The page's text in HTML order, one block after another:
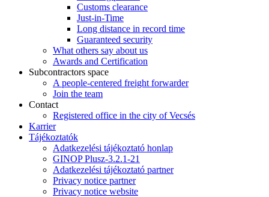
Customs clearance
Just-in-Time
Long distance in record time
Guaranteed security
What others say about us
Awards and Certification
Subcontractors space
A people-centered freight forwarder
Join the team
Contact
Registered office in the city of Vecsés
Karrier
Tájékoztatók
Adatkezelési tájékoztató honlap
GINOP Plusz-3.2.1-21
Adatkezelési tájékoztató partner
Privacy notice partner
Privacy notice website